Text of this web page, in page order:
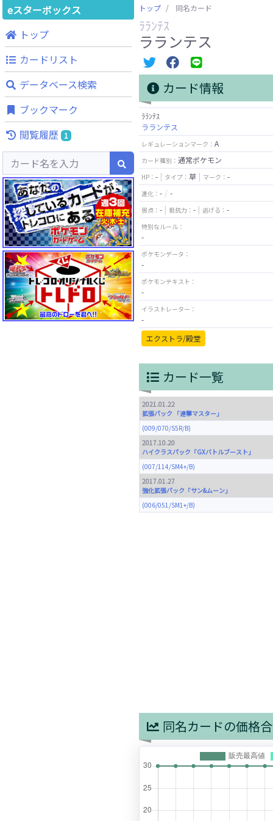
eスターボックス
トップ
カードリスト
データベース検索
ブックマーク
閲覧履歴
1
トップ 同名カード
ﾗﾗﾝﾃｽ
ラランテス
カード情報
ﾗﾗﾝﾃｽ
ラランテス
レギュレーションマーク： A
カード種別： 通常ポケモン
HP： - タイプ： 草 マーク： -
進化： - -
弱点： - 抵抗力： - 逃げる： -
特別なルール：
-
ポケモンデータ：
-
ポケモンテキスト：
-
イラストレーター：
-
エクストラ/殿堂
カード一覧
2021.01.22
拡張パック 「連撃マスター」
(009/070/S5R/B)
2017.10.20
ハイクラスパック「GXバトルブースト」
(007/114/SM4+/B)
2017.01.27
強化拡張パック「サン&ムーン」
(006/051/SM1+/B)
同名カードの価格